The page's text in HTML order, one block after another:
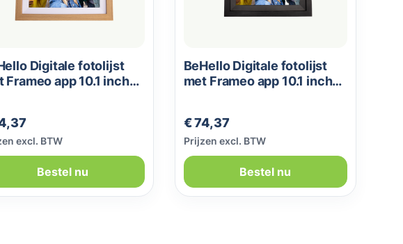
Digitale fotolijst
Frameo app 10.1 inch
prijs:
excl. BTW
Bestel nu
BeHello Digitale fotolijst
met Frameo app 10.1 inch
Normale prijs:
€ 74,37
Prijzen excl. BTW
Bestel nu